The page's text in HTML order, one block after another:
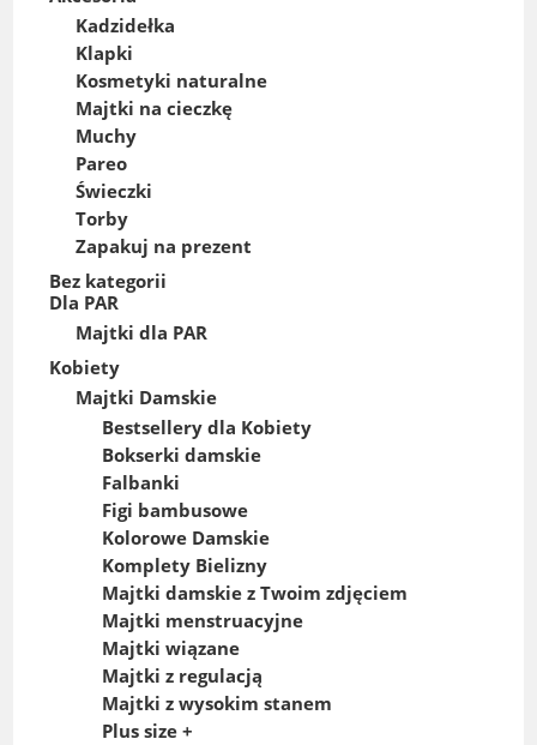
Kadzidełka
Klapki
Kosmetyki naturalne
Majtki na cieczkę
Muchy
Pareo
Świeczki
Torby
Zapakuj na prezent
Bez kategorii
Dla PAR
Majtki dla PAR
Kobiety
Majtki Damskie
Bestsellery dla Kobiety
Bokserki damskie
Falbanki
Figi bambusowe
Kolorowe Damskie
Komplety Bielizny
Majtki damskie z Twoim zdjęciem
Majtki menstruacyjne
Majtki wiązane
Majtki z regulacją
Majtki z wysokim stanem
Plus size +